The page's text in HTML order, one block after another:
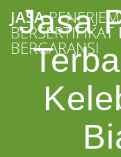
JASA
BERSERTIFIKAT
BERGARANSI
Jasa